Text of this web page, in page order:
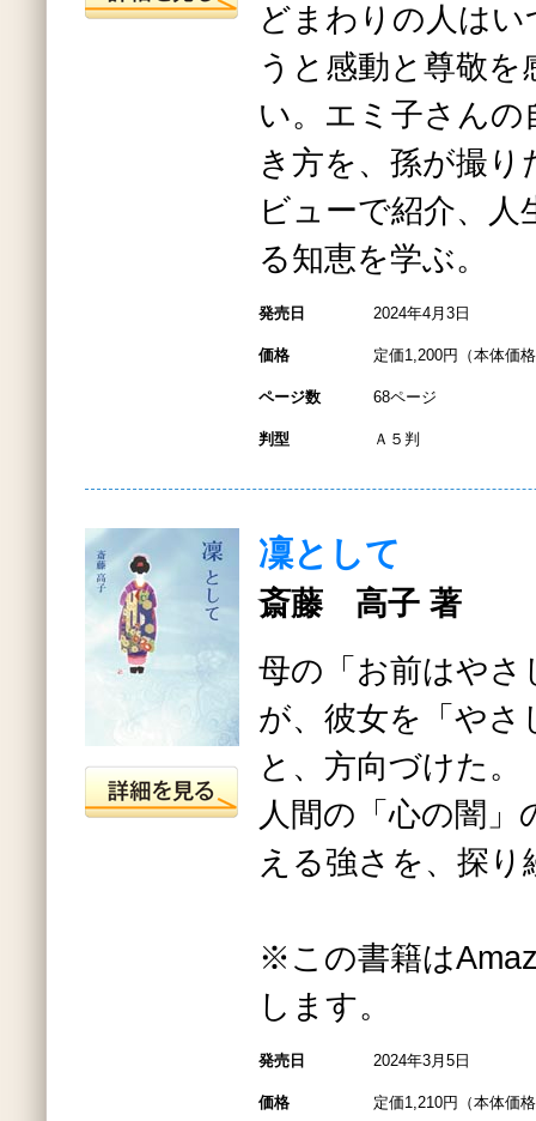
どまわりの人は
うと感動と尊敬
い。エミ子さんの
き方を、孫が撮
ビューで紹介、人
る知恵を学ぶ。
発売日 2024年4月3日
価格 定価1,200円（本体価
ページ数 68ページ
判型 Ａ５判
凜として
斎藤 高子 著
母の「お前はやさ
が、彼女を「や
と、方向づけた。
人間の「心の闇
える強さを、探り
※この書籍は
します。
発売日 2024年3月5日
価格 定価1,210円（本体価